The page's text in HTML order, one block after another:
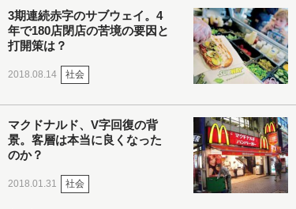
3期連続赤字のサブウェイ。4
年で180店閉店の苦境の要因と
打開策は？
2018.08.14 社会
マクドナルド、V字回復の背
景。客層は本当に良くなった
のか？
2018.01.31 社会